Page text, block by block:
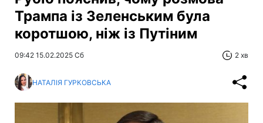
Трампа із Зеленським була
коротшою, ніж із Путіним
09:42 15.02.2025 Сб 2 хв
НАТАЛІЯ ГУРКОВСЬКА